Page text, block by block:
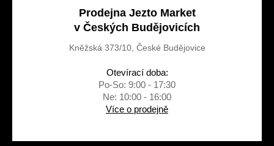
Prodejna Jezto Market
v Českých Budějovicích
Kněžská 373/10, České Budějovice
Otevírací doba:
Po-So: 9:00 - 17:30
Ne: 10:00 - 16:00
Více o prodejně